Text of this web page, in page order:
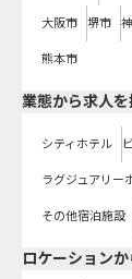
大阪市 堺市
熊本市
業態から求人を
シティホテル
ラグジュアリー
その他宿泊施設
ロケーション